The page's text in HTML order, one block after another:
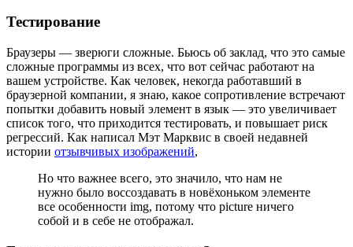
Тестирование
Браузеры — зверюги сложные. Бьюсь об заклад, что это самые
сложные программы из всех, что вот сейчас работают на
вашем устройстве. Как человек, некогда работавший в
браузерной компании, я знаю, какое сопротивление встречают
попытки добавить новый элемент в язык — это увеличивает
список того, что приходится тестировать, и повышает риск
регрессий. Как написал Мэт Марквис в своей недавней
истории отзывчивых изображений,
Но что важнее всего, это значило, что нам не
нужно было воссоздавать в новёхоньком элементе
все особенности img, потому что picture ничего
собой и в себе не отображал.